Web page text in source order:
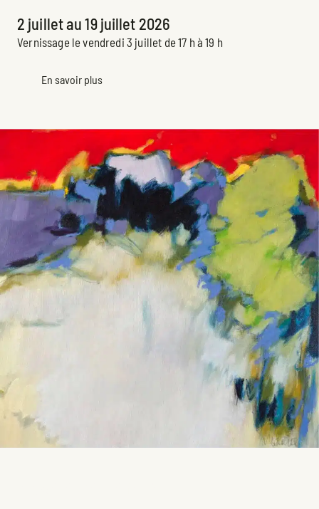
2 juillet au 19 juillet 2026
Vernissage le vendredi 3 juillet de 17 h à 19 h
En savoir plus